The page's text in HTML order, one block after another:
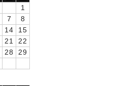
1
7
8
14
15
21
22
28
29